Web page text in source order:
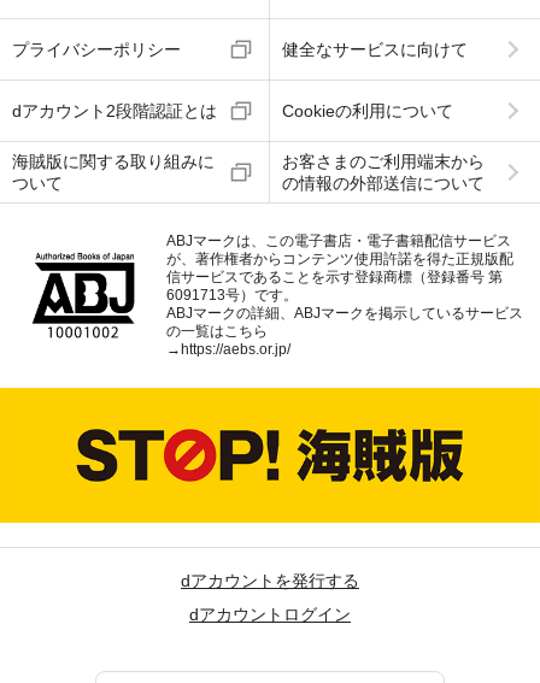
プライバシーポリシー 健全なサービスに向けて
dアカウント2段階認証とは Cookieの利用について
海賊版に関する取り組みに
ついて
お客さまのご利用端末から
の情報の外部送信について
ABJマークは、この電子書店・電子書籍配信サービス
が、著作権者からコンテンツ使用許諾を得た正規版配
信サービスであることを示す登録商標（登録番号 第
6091713号）です。
ABJマークの詳細、ABJマークを掲示しているサービス
の一覧はこちら
→ https://aebs.or.jp/
dアカウントを発行する
dアカウントログイン